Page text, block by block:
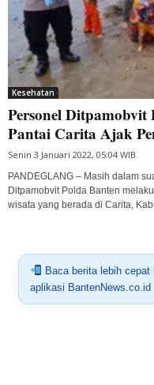
Kesehatan
Personel
Pantai Carita Ajak
Senin 3 Januari 2022, 05:04 WIB
PANDEGLANG – Masih dalam
Ditpamobvit Polda Banten
wisata yang berada di Carita,
Baca berita lebih cepat
aplikasi BantenNews.co.id